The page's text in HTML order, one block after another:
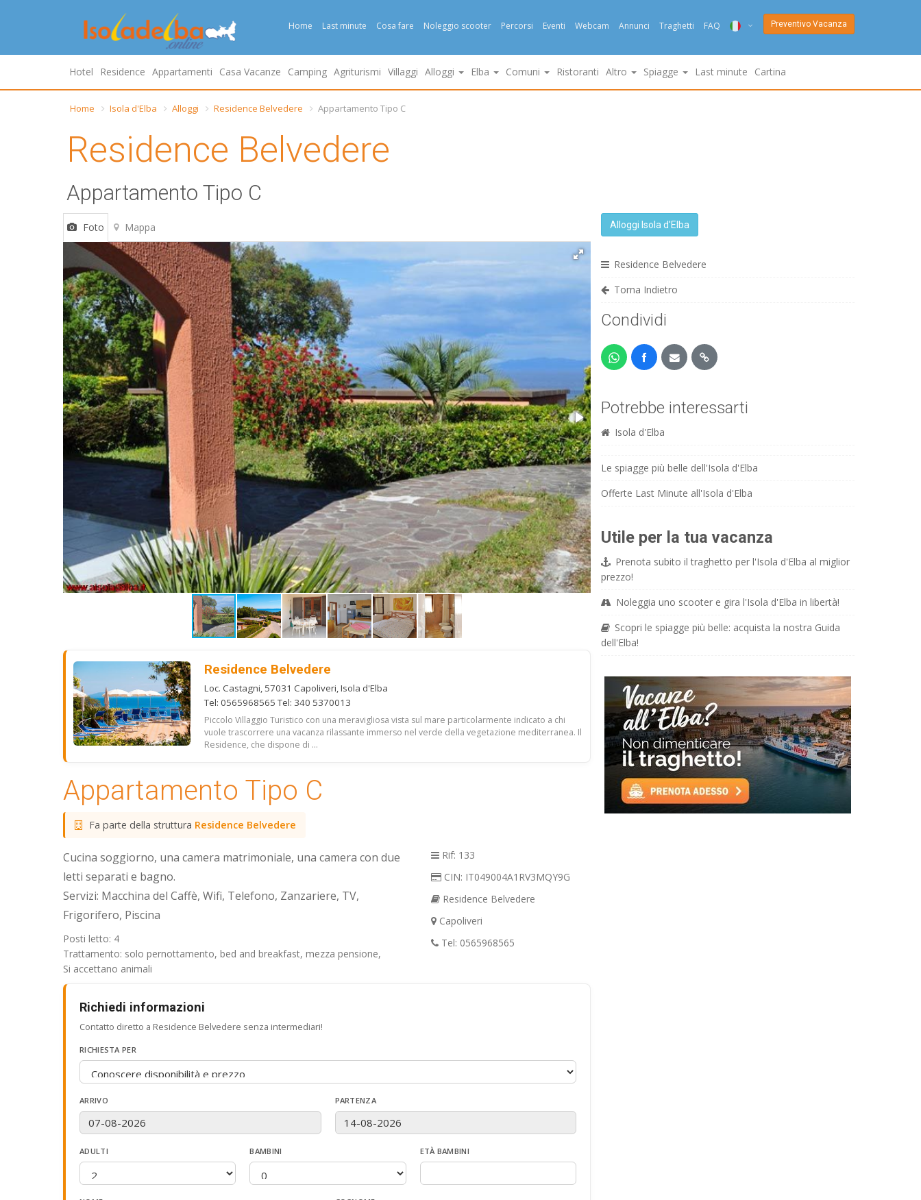
Home Last minute Cosa fare Noleggio scooter Percorsi Eventi Webcam Annunci Traghetti FAQ
ENG
Preventivo Vacanza
Hotel Residence Appartamenti Casa Vacanze Camping Agriturismi Villaggi Alloggi Elba Comuni Ristoranti Altro Spiagge Last minute Cartina
Home Isola d'Elba Alloggi Residence Belvedere Appartamento Tipo C
Residence Belvedere
Appartamento Tipo C
Foto Mappa
Residence Belvedere
Loc. Castagni, 57031 Capoliveri, Isola d'Elba
Tel: 0565968565 Tel: 340 5370013
Piccolo Villaggio Turistico con una meravigliosa vista sul mare particolarmente indicato a chi
vuole trascorrere una vacanza rilassante immerso nel verde della vegetazione mediterranea. Il
Residence, che dispone di ...
Appartamento Tipo C
Fa parte della struttura Residence Belvedere
Cucina soggiorno, una camera matrimoniale, una camera con due
letti separati e bagno.
Servizi: Macchina del Caffè, Wifi, Telefono, Zanzariere, TV,
Frigorifero, Piscina
Posti letto: 4
Trattamento: solo pernottamento, bed and breakfast, mezza pensione,
Si accettano animali
Rif: 133
CIN: IT049004A1RV3MQY9G
Residence Belvedere
Capoliveri
Tel: 0565968565
Richiedi informazioni
Contatto diretto a Residence Belvedere senza intermediari!
RICHIESTA PER
ARRIVO PARTENZA
ADULTI BAMBINI ETÀ BAMBINI
Alloggi Isola d'Elba
Residence Belvedere
Torna Indietro
Condividi
Potrebbe interessarti
Isola d'Elba
Le spiagge più belle dell'Isola d'Elba
Offerte Last Minute all'Isola d'Elba
Utile per la tua vacanza
Prenota subito il traghetto per l'Isola d'Elba al miglior
prezzo!
Noleggia uno scooter e gira l'Isola d'Elba in libertà!
Scopri le spiagge più belle: acquista la nostra Guida
dell'Elba!